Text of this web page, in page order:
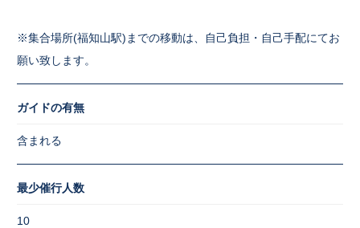
※集合場所(福知山駅)までの移動は、自己負担・自己手配にてお
願い致します。
ガイドの有無
含まれる
最少催行人数
10